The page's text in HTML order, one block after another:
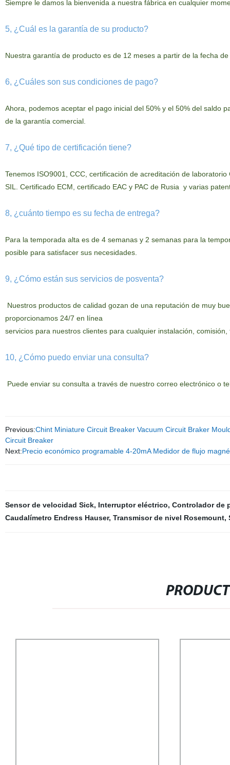
Siempre le damos la bienvenida a nuestra fábrica en cualquier
5, ¿Cuál es la garantía de su producto?
Nuestra garantía de producto es de 12 meses a partir de la fecha
6, ¿Cuáles son sus condiciones de pago?
Ahora , podemos aceptar el pago inicial del 50% y el 50% del saldo
de la garantía comercial.
7, ¿Qué tipo de certificación tiene?
Tenemos ISO9001, CCC, certificación de acreditación de
SIL. Certificado ECM, certificado EAC y PAC de Rusia yvarias
8, ¿cuánto tiempo es su fecha de entrega?
Para la temporada alta es de 4 semanas y 2 semanas para la
posible para satisfacer sus necesidades.
9, ¿Cómo están sus servicios de posventa?
Nuestros productos de calidad gozan de una reputación de muy
proporcionamos 24/7 en línea
servicios para nuestros clientes para cualquier instalación,
10, ¿Cómo puedo enviar una consulta?
Puede enviar su consulta a través de nuestro correo electrónico o
Previous:Chint Miniature Circuit Breaker Vacuum Circuit Braker
Circuit Breaker
Next:Precio económico programable 4-20mA Medidor de flujo
Sensor de velocidad Sick, Interruptor eléctrico, Controlador de
Caudalímetro Endress Hauser, Transmisor de nivel Rosemount,